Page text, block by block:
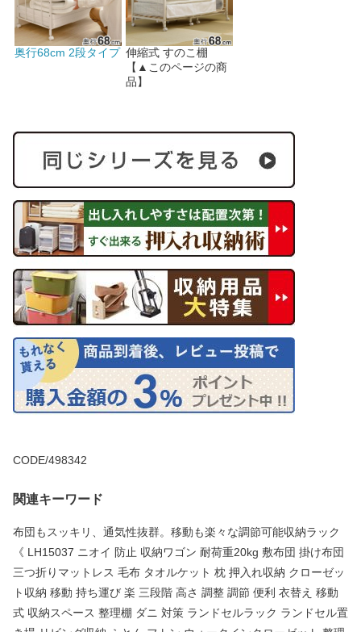
奥行68cm 2段タイプ 伸縮式 すのこ棚
【▲このページの商
品】
CODE/498342
関連キーワード
布団もスッキリ、通気性抜群。移動も楽々な調節可能収納ラック
《 LH15037 ニオイ 防止 収納ワゴン 耐荷重20kg 敷布団 掛け布団
三つ折りマットレス 毛布 タオルケット 枕 押入れ収納 クローゼッ
ト収納 移動 持ち運び 楽 三段階 高さ 調整 調節 便利 衣替え 移動
式 収納スペース 整理棚 ダニ 対策 ランドセルラック ランドセル置